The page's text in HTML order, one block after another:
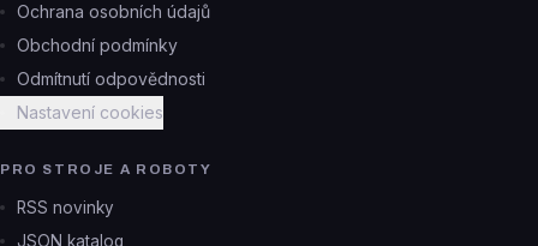
Ochrana osobních údajů
Obchodní podmínky
Odmítnutí odpovědnosti
Nastavení cookies
PRO STROJE A ROBOTY
RSS novinky
JSON katalog